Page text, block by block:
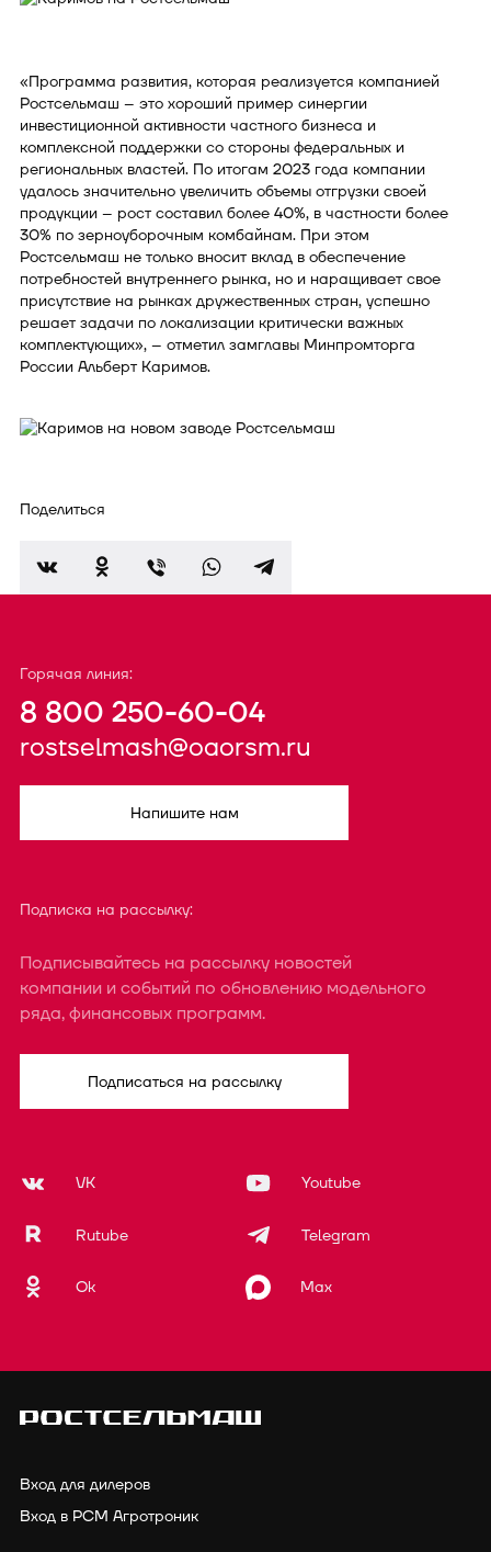
«Программа развития, которая реализуется компанией
Ростсельмаш – это хороший пример синергии
инвестиционной активности частного бизнеса и
комплексной поддержки со стороны федеральных и
региональных властей. По итогам 2023 года компании
удалось значительно увеличить объемы отгрузки своей
продукции – рост составил более 40%, в частности более
30% по зерноуборочным комбайнам. При этом
Ростсельмаш не только вносит вклад в обеспечение
потребностей внутреннего рынка, но и наращивает свое
присутствие на рынках дружественных стран, успешно
решает задачи по локализации критически важных
комплектующих», – отметил замглавы Минпромторга
России Альберт Каримов.
Поделиться
Горячая линия:
8 800 250-60-04
rostselmash@oaorsm.ru
Напишите нам
Подписка на рассылку:
Подписывайтесь на рассылку новостей
компании и событий по обновлению модельного
ряда, финансовых программ.
Подписаться на рассылку
VK Youtube
Rutube Telegram
Ok Max
Вход для дилеров
Вход в РСМ Агротроник